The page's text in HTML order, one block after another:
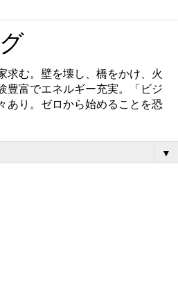
求む。壁を壊し、橋をかけ、火
豊富でエネルギー充実。「ビジ
あり。ゼロから始めることを恐
▼